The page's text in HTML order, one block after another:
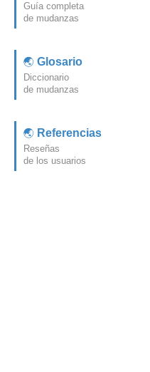
Guía completa
de mudanzas
Glosario
Diccionario
de mudanzas
Referencias
Reseñas
de los usuarios